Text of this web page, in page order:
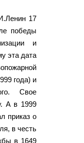
17
победы
и
эта дата
года) и
Свое
А в 1999
приказ о
в честь
в 1649